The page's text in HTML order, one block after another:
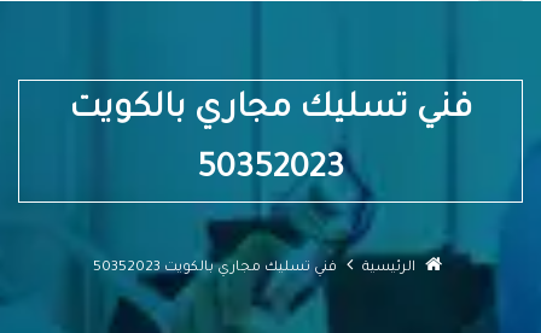
فني تسليك مجاري بالكويت
50352023
الرئيسية فني تسليك مجاري بالكويت 50352023